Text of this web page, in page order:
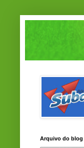
Arquivo do blog